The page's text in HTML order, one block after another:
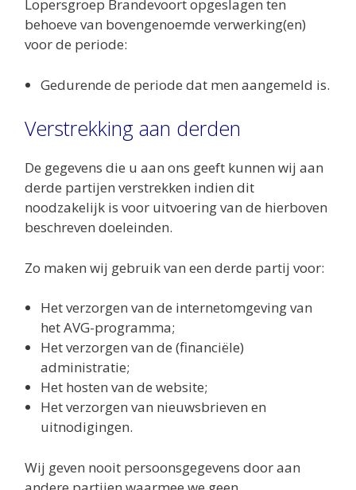
Lopersgroep Brandevoort opgeslagen ten
behoeve van bovengenoemde verwerking(en)
voor de periode:
Gedurende de periode dat men aangemeld is.
Verstrekking aan derden
De gegevens die u aan ons geeft kunnen wij aan
derde partijen verstrekken indien dit
noodzakelijk is voor uitvoering van de hierboven
beschreven doeleinden.
Zo maken wij gebruik van een derde partij voor:
Het verzorgen van de internetomgeving van
het AVG-programma;
Het verzorgen van de (financiële)
administratie;
Het hosten van de website;
Het verzorgen van nieuwsbrieven en
uitnodigingen.
Wij geven nooit persoonsgegevens door aan